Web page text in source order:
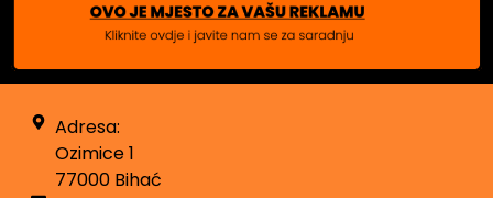
Adresa:
Ozimice 1
77000 Bihać